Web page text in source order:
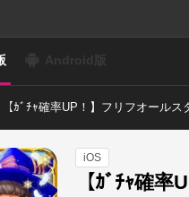
【ｶﾞﾁｬ確率UP！】フリフオールス
iOS
【ｶﾞﾁｬ確